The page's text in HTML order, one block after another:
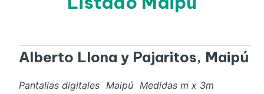
Alberto Llona y Pajaritos, Maipú
Pantallas digitales Maipú Medidas m x 3m